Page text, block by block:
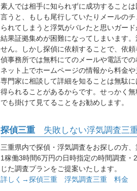
素人では相手に知られずに成功すること
言うと、もしも尾行していたりメールの
られてしまうと浮気がバレたと思いガード
結果証拠集めが困難になってしまいます
せん。しかし探偵に依頼することで、依
偵事務所では無料にてのメールや電話での
ネット上でホームページの情報から料金
専門家に相談して詳細を知ることは無駄
得られることがあるからです。せっかく
でも掛けて見てることをお勧めします。
探偵三重 失敗しない浮気調査三
三重県内で探偵・浮気調査をお探しの方
1稼働3時間6万円の日時指定の時間調査
じた調査プランをご提案いたします。
詳しく→探偵三重 浮気調査三重 料金